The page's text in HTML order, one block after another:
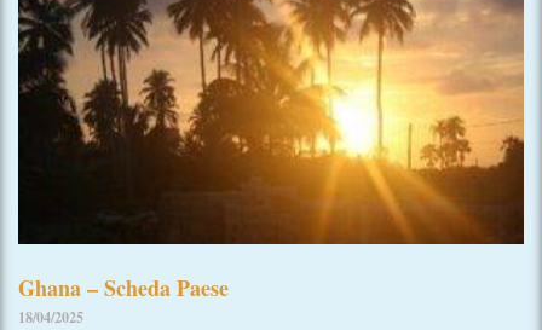
Ghana – Scheda Paese
18/04/2025